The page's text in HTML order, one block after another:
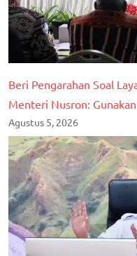
Beri Pengarahan Soal
Menteri Nusron:
Agustus 5, 2026